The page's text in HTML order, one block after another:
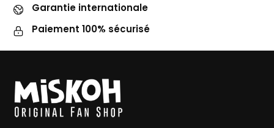
Garantie internationale
Paiement 100% sécurisé